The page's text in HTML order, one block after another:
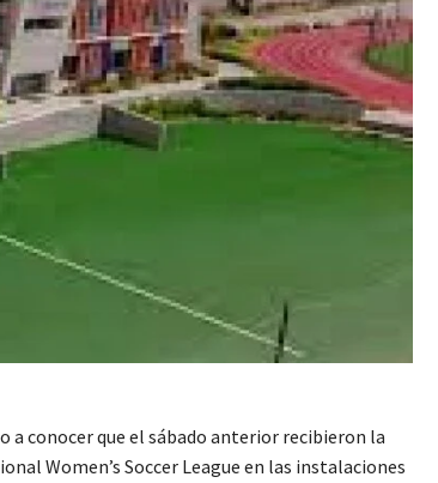
a conocer que el sábado anterior recibieron la
Women’s Soccer League en las instalaciones